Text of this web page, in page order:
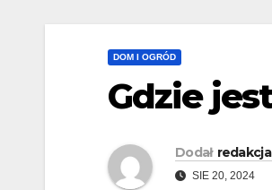
DOM I OGRÓD
Gdzie
Dodał redakcja
SIE 20, 2024